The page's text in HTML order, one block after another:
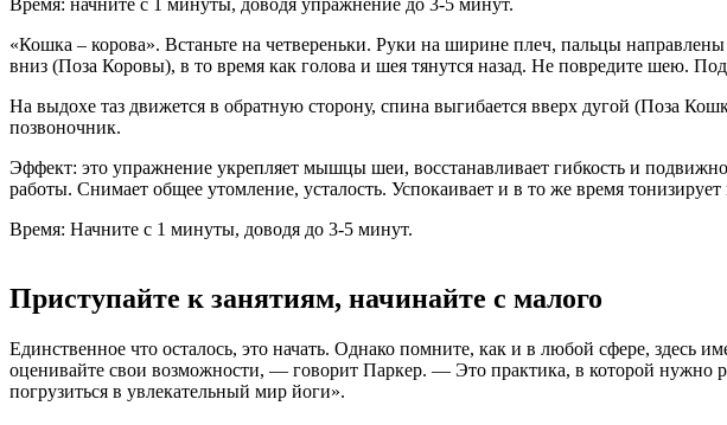
«Кошка – корова». Встаньте на четвереньки. Руки на ширине плеч, пальцы
вниз (Поза Коровы), в то время как голова и шея тянутся назад. Не повредите шею.
На выдохе таз движется в обратную сторону, спина выгибается вверх дугой (Поза
позвоночник.
Эффект: это упражнение укрепляет мышцы шеи, восстанавливает гибкость и
работы. Снимает общее утомление, усталость. Успокаивает и в то же время
Время: Начните с 1 минуты, доводя до 3-5 минут.
Приступайте к занятиям, начинайте с малого
Единственное что осталось, это начать. Однако помните, как и в любой сфере, здесь
оценивайте свои возможности, — говорит Паркер. — Это практика, в которой нужно
погрузиться в увлекательный мир йоги».